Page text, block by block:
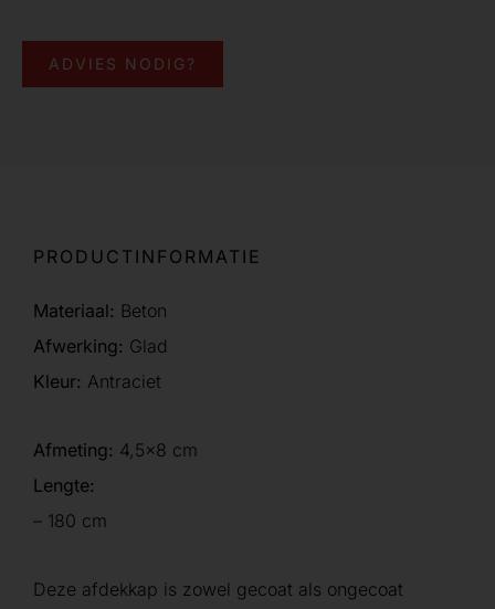
ADVIES NODIG?
PRODUCTINFORMATIE
Materiaal: Beton
Afwerking: Glad
Kleur: Antraciet
Afmeting: 4,5×8 cm
Lengte:
– 180 cm
Deze afdekkap is zowel gecoat als ongecoat